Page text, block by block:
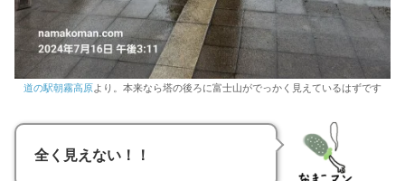
道の駅朝霧高原より。本来なら塔の後ろに富士山がでっかく見えているはずです
全く見えない！！